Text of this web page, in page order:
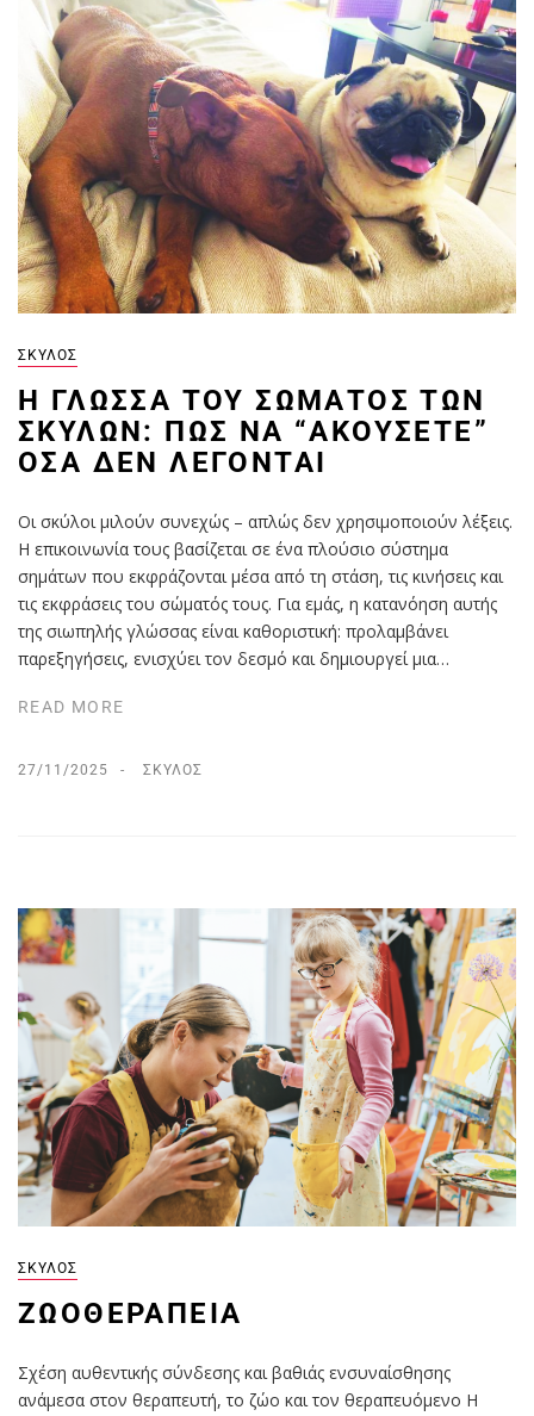
ΣΚΎΛΟΣ
Η ΓΛΏΣΣΑ ΤΟΥ ΣΏΜΑΤΟΣ ΤΩΝ
ΣΚΎΛΩΝ: ΠΏΣ ΝΑ “ΑΚΟΎΣΕΤΕ”
ΌΣΑ ΔΕΝ ΛΈΓΟΝΤΑΙ
Οι σκύλοι μιλούν συνεχώς – απλώς δεν χρησιμοποιούν λέξεις.
Η επικοινωνία τους βασίζεται σε ένα πλούσιο σύστημα
σημάτων που εκφράζονται μέσα από τη στάση, τις κινήσεις και
τις εκφράσεις του σώματός τους. Για εμάς, η κατανόηση αυτής
της σιωπηλής γλώσσας είναι καθοριστική: προλαμβάνει
παρεξηγήσεις, ενισχύει τον δεσμό και δημιουργεί μια…
READ MORE
27/11/2025 ΣΚΎΛΟΣ
ΣΚΎΛΟΣ
ZΩΟΘΕΡΑΠΕΊΑ
Σχέση αυθεντικής σύνδεσης και βαθιάς ενσυναίσθησης
ανάμεσα στον θεραπευτή, το ζώο και τον θεραπευόμενο Η